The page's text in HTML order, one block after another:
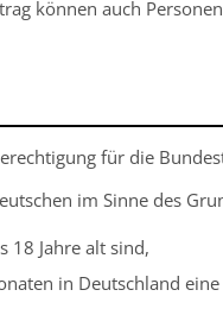
können auch
für die
im Sinne des
18 Jahre alt sind,
in Deutschland